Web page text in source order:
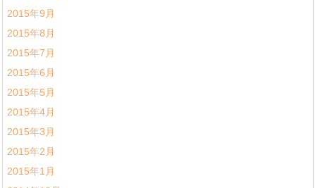
2015年9月
2015年8月
2015年7月
2015年6月
2015年5月
2015年4月
2015年3月
2015年2月
2015年1月